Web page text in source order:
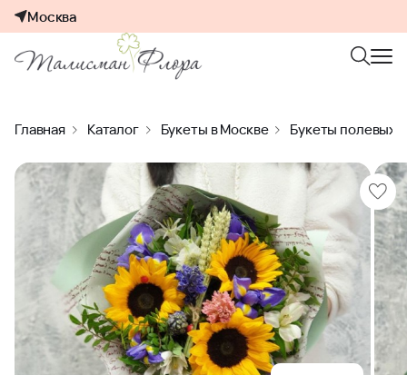
Москва
Главная Каталог Букеты в Москве Букеты полевых